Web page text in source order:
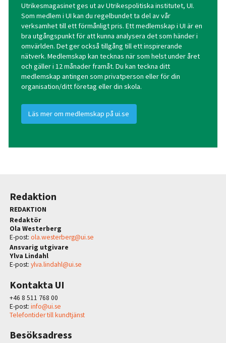
Utrikesmagasinet ges ut av Utrikespolitiska institutet, UI.
Som medlem i UI kan du regelbundet ta del av vår
verksamhet till ett förmånligt pris. Ett medlemskap i UI är en
bra utgångspunkt för att kunna analysera det som händer i
omvärlden. Det ger också tillgång till ett inspirerande
nätverk. Medlemskap kan tecknas när som helst under året
och gäller i 12 månader framåt. Du kan teckna ditt
medlemskap antingen som privatperson eller för din
organisation/ditt företag eller din skola.
Läs mer om medlemskap på ui.se
Redaktion
REDAKTION
Redaktör
Ola Westerberg
E-post: ola.westerberg@ui.se
Ansvarig utgivare
Ylva Lindahl
E-post: ylva.lindahl@ui.se
Kontakta UI
+46 8 511 768 00
E-post: info@ui.se
Telefontider till kundtjänst
Besöksadress